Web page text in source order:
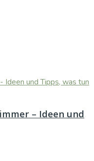
– Ideen und